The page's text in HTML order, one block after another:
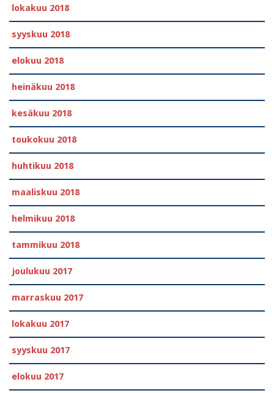
lokakuu 2018
syyskuu 2018
elokuu 2018
heinäkuu 2018
kesäkuu 2018
toukokuu 2018
huhtikuu 2018
maaliskuu 2018
helmikuu 2018
tammikuu 2018
joulukuu 2017
marraskuu 2017
lokakuu 2017
syyskuu 2017
elokuu 2017